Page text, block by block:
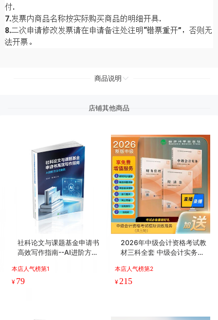
付.
7.发票内商品名称按实际购买商品的明细开具.
8.二次申请修改发票请在申请备注处注明“错票重开”，否则无
法开票。
商品说明
店铺其他商品
社科论文与课题基金申请书
高效写作指南--AI进阶方法
本店人气榜第1
¥ 79
2026年中级会计资格考试教
材三科全套 中级会计实务84
8元 加赠价值99元/科 模拟
训练服务
本店人气榜第2
¥ 215